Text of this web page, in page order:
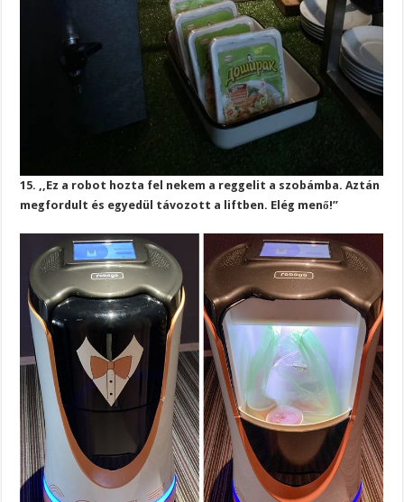
15. ,,Ez a robot hozta fel nekem a reggelit a szobámba. Aztán
megfordult és egyedül távozott a liftben. Elég menő!”